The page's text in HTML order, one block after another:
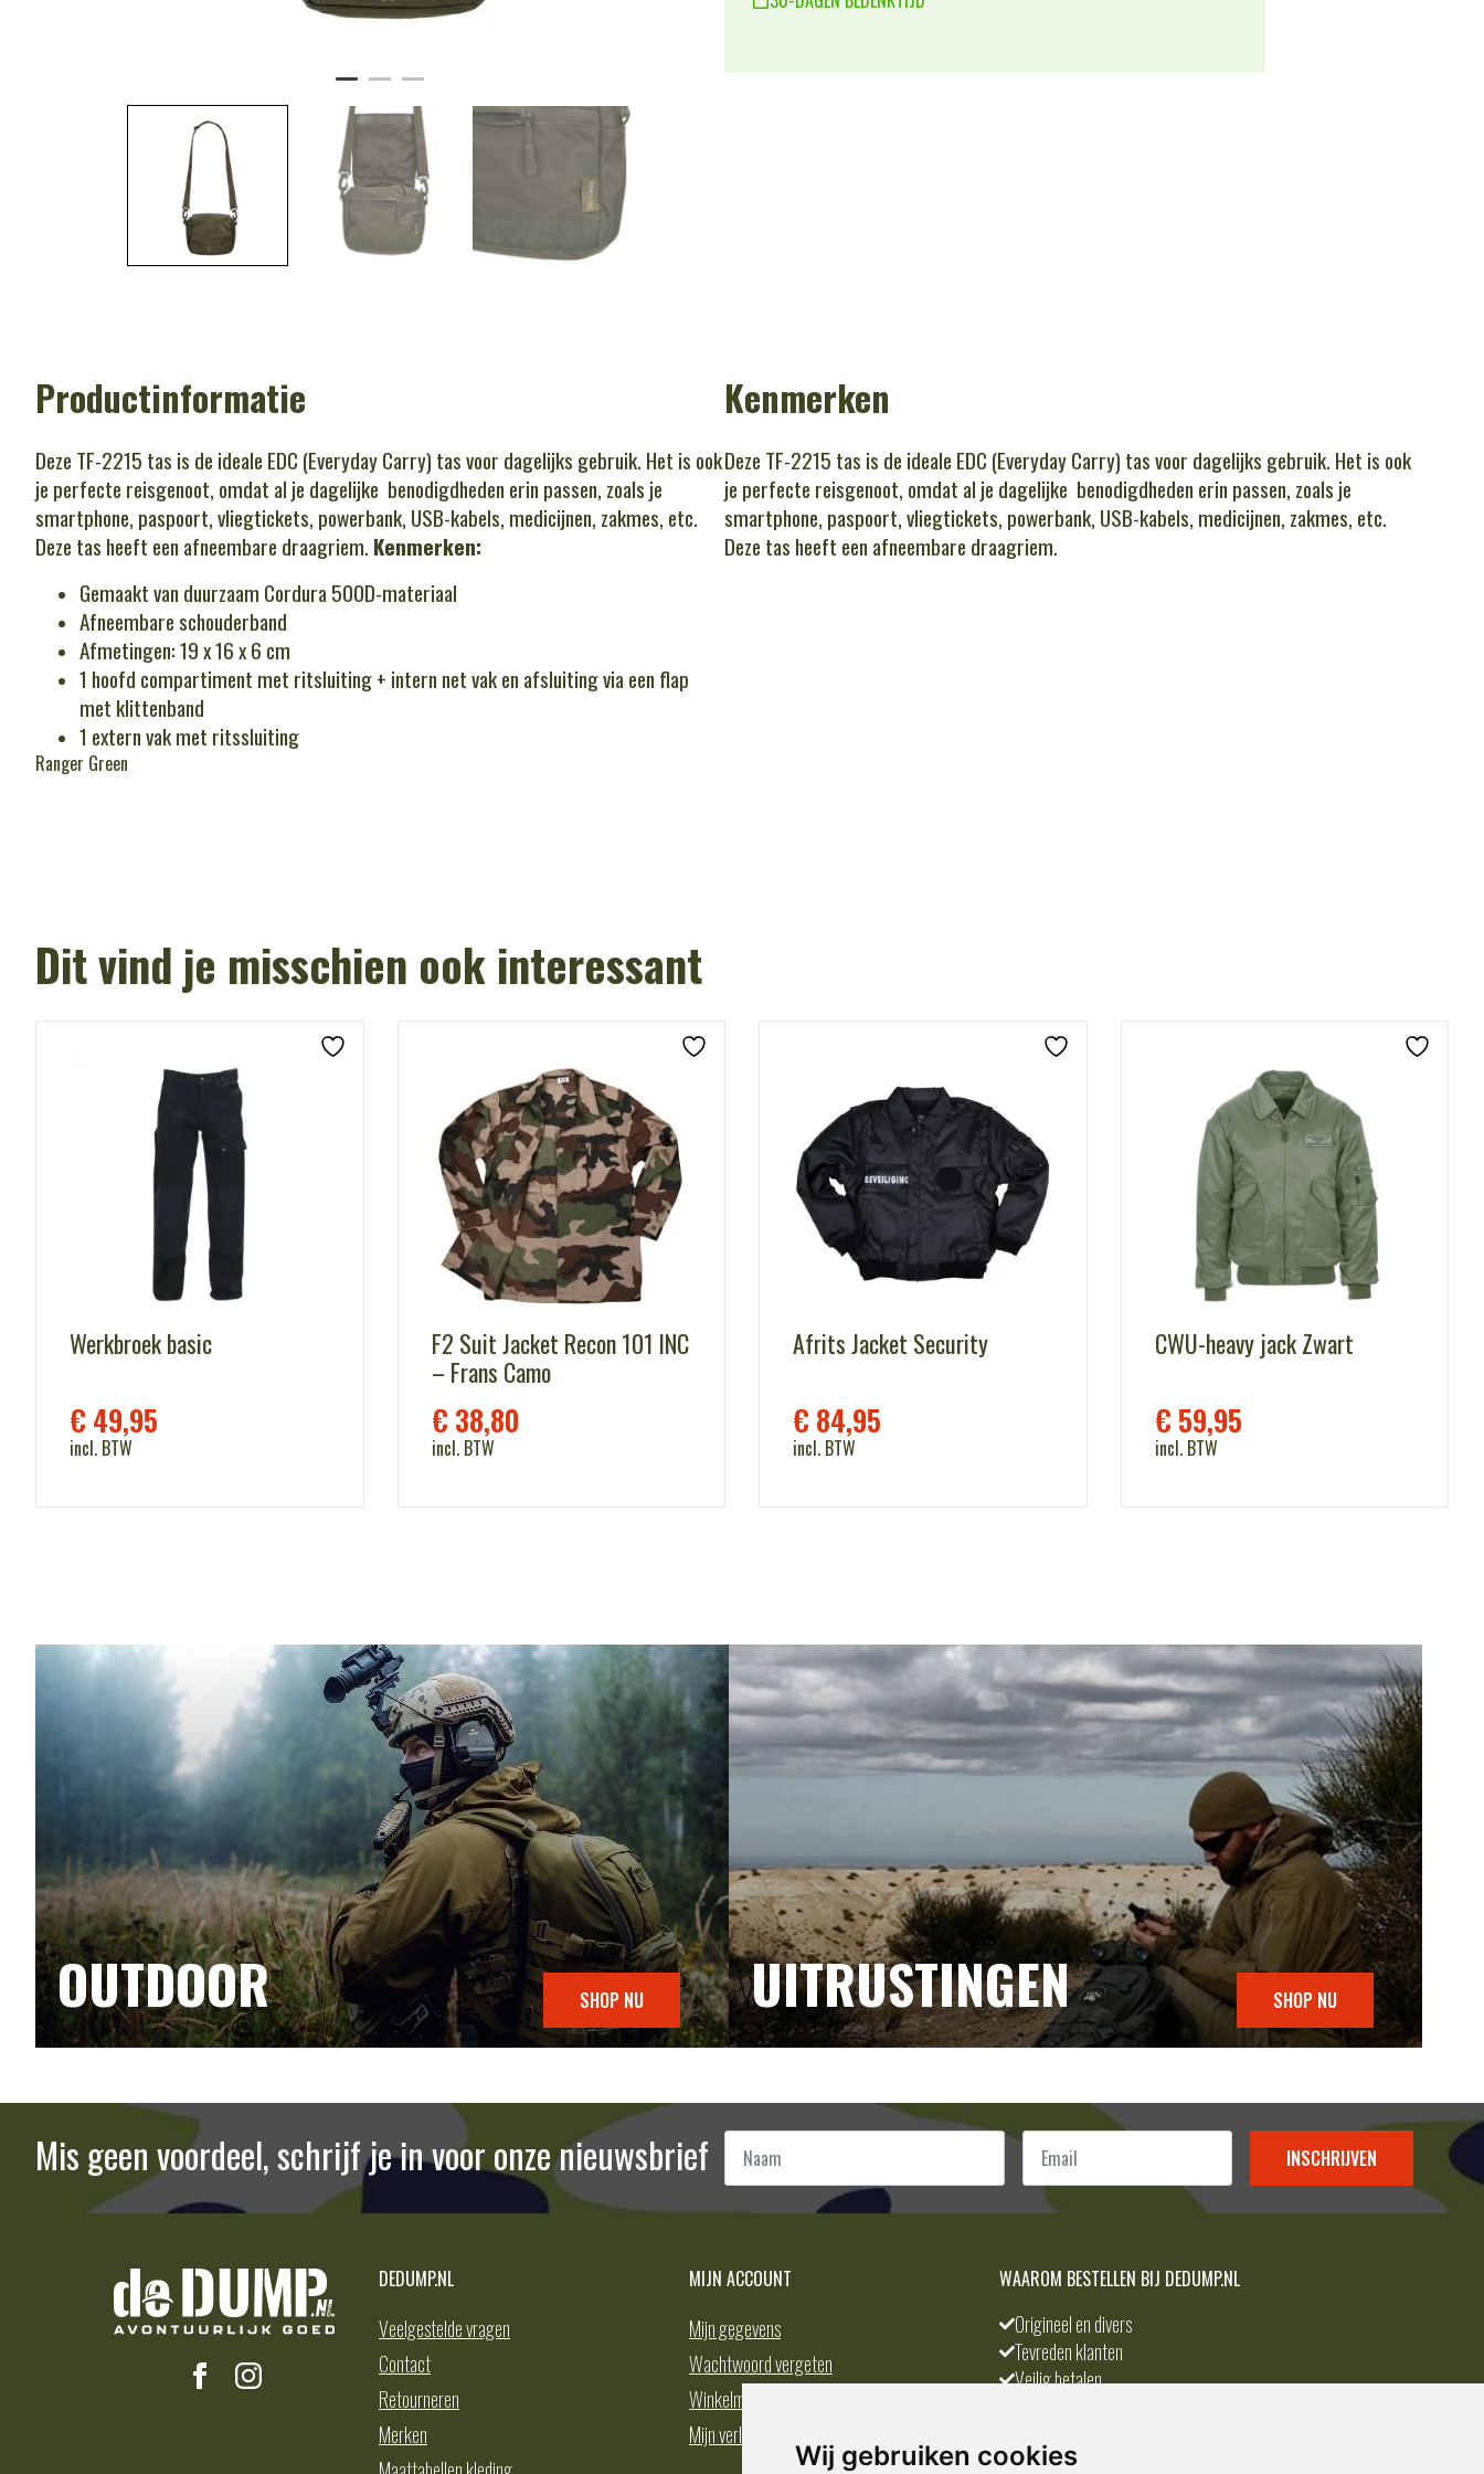
Wij gebruiken cookies
Productinformatie
Deze TF-2215 tas is de ideale EDC (Everyday Carry) tas voor dagelijks gebruik. Het is ook
je perfecte reisgenoot, omdat al je dagelijke benodigdheden erin passen, zoals je
smartphone, paspoort, vliegtickets, powerbank, USB-kabels, medicijnen, zakmes, etc.
Deze tas heeft een afneembare draagriem. Kenmerken:
Gemaakt van duurzaam Cordura 500D-materiaal
Afneembare schouderband
Afmetingen: 19 x 16 x 6 cm
1 hoofd compartiment met ritsluiting + intern net vak en afsluiting via een flap
met klittenband
1 extern vak met ritssluiting
Ranger Green
Kenmerken
Deze TF-2215 tas is de ideale EDC (Everyday Carry) tas voor dagelijks gebruik. Het is ook
je perfecte reisgenoot, omdat al je dagelijke benodigdheden erin passen, zoals je
smartphone, paspoort, vliegtickets, powerbank, USB-kabels, medicijnen, zakmes, etc.
Deze tas heeft een afneembare draagriem.
Dit vind je misschien ook interessant
Werkbroek basic
€ 49,95
incl. BTW
F2 Suit Jacket Recon 101 INC
– Frans Camo
€ 38,80
incl. BTW
Afrits Jacket Security
€ 84,95
incl. BTW
CWU-heavy jack Zwart
€ 59,95
incl. BTW
OUTDOOR SHOP NU UITRUSTINGEN SHOP NU
Mis geen voordeel, schrijf je in voor onze nieuwsbrief Naam Email
INSCHRIJVEN
DEDUMP.NL
Veelgestelde vragen
Contact
Retourneren
Merken
MIJN ACCOUNT
Mijn gegevens
Wachtwoord vergeten
Winkelmand
Mijn verlanglijst
WAAROM BESTELLEN BIJ DEDUMP.NL
Origineel en divers
Tevreden klanten
Veilig betalen